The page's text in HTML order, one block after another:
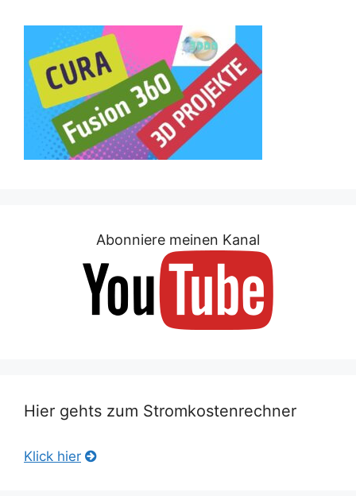
Abonniere meinen Kanal
Hier gehts zum Stromkostenrechner
Klick hier